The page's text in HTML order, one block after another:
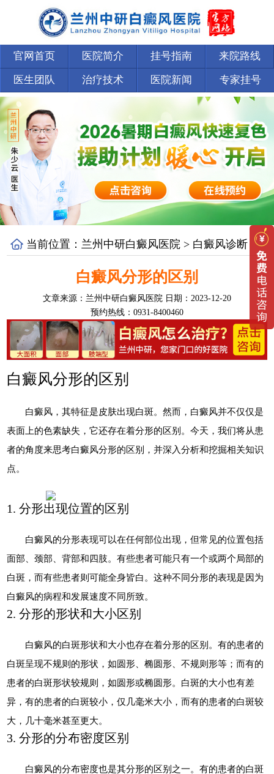
官网首页 医院简介 挂号指南 来院路线
医生团队 治疗技术 医院新闻 专家挂号
当前位置： 兰州中研白癜风医院 > 白癜风诊断
白癜风分形的区别
文章来源： 兰州中研白癜风医院 日期：2023-12-20
预约热线：0931-8400460
白癜风分形的区别
白癜风，其特征是皮肤出现白斑。然而，白癜风并不仅仅是
表面上的色素缺失，它还存在着分形的区别。今天，我们将从患
者的角度来思考白癜风分形的区别，并深入分析和挖掘相关知识
点。
1. 分形出现位置的区别
白癜风的分形表现可以在任何部位出现，但常见的位置包括
面部、颈部、背部和四肢。有些患者可能只有一个或两个局部的
白斑，而有些患者则可能全身皆白。这种不同分形的表现是因为
白癜风的病程和发展速度不同所致。
2. 分形的形状和大小区别
白癜风的白斑形状和大小也存在着分形的区别。有的患者的
白斑呈现不规则的形状，如圆形、椭圆形、不规则形等；而有的
患者的白斑形状较规则，如圆形或椭圆形。白斑的大小也有差
异，有的患者的白斑较小，仅几毫米大小，而有的患者的白斑较
大，几十毫米甚至更大。
3. 分形的分布密度区别
白癜风的分布密度也是其分形的区别之一。有的患者的白斑